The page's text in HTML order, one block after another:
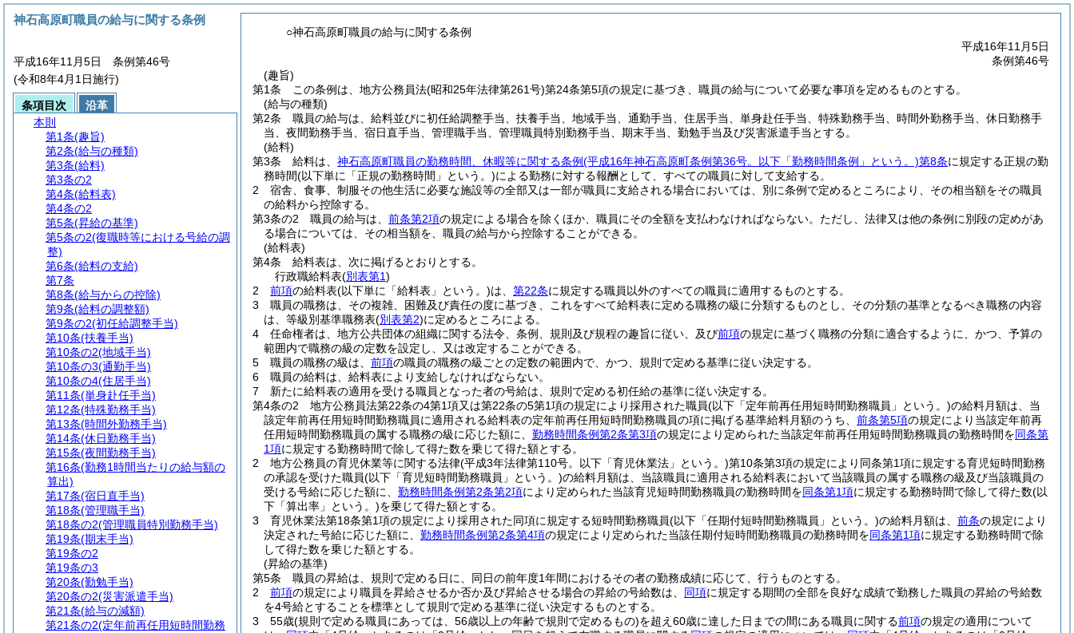
○神石高原町職員の給与に関する条例
平成16年11月5日
条例第46号
(趣旨)
第1条
この条例は、地方公務員法(昭和25年法律第261号)第24条第5項の規定に基づき、職員の給与について必要な事項を定めるものとする。
(給与の種類)
第2条
職員の給与は、給料並びに初任給調整手当、扶養手当、地域手当、通勤手当、住居手当、単身赴任手当、特殊勤務手当、時間外勤務手当、休日勤務手
当、夜間勤務手当、宿日直手当、管理職手当、管理職員特別勤務手当、期末手当、勤勉手当及び災害派遣手当とする。
(給料)
第3条
給料は、 神石高原町職員の勤務時間、休暇等に関する条例(平成16年神石高原町条例第36号。以下「勤務時間条例」という。)第8条に規定する正規の勤
務時間(以下単に「正規の勤務時間」という。)による勤務に対する報酬として、すべての職員に対して支給する。
2
宿舎、食事、制服その他生活に必要な施設等の全部又は一部が職員に支給される場合においては、別に条例で定めるところにより、その相当額をその職員
の給料から控除する。
第3条の2
職員の給与は、 前条第2項の規定による場合を除くほか、職員にその全額を支払わなければならない。 ただし、法律又は他の条例に別段の定めがあ
る場合については、その相当額を、職員の給与から控除することができる。
(給料表)
第4条
給料表は、次に掲げるとおりとする。
行政職給料表(別表第1)
2
前項の給料表(以下単に「給料表」という。)は、 第22条に規定する職員以外のすべての職員に適用するものとする。
3
職員の職務は、その複雑、困難及び責任の度に基づき、これをすべて給料表に定める職務の級に分類するものとし、その分類の基準となるべき職務の内容
は、等級別基準職務表(別表第2)に定めるところによる。
4
任命権者は、地方公共団体の組織に関する法令、条例、規則及び規程の趣旨に従い、及び前項の規定に基づく職務の分類に適合するように、かつ、予算の
範囲内で職務の級の定数を設定し、又は改定することができる。
5
職員の職務の級は、 前項の職員の職務の級ごとの定数の範囲内で、かつ、規則で定める基準に従い決定する。
6
職員の給料は、給料表により支給しなければならない。
7
新たに給料表の適用を受ける職員となった者の号給は、規則で定める初任給の基準に従い決定する。
第4条の2
地方公務員法第22条の4第1項又は第22条の5第1項の規定により採用された職員(以下「定年前再任用短時間勤務職員」という。)の給料月額は、当
該定年前再任用短時間勤務職員に適用される給料表の定年前再任用短時間勤務職員の項に掲げる基準給料月額のうち、 前条第5項の規定により当該定年前再
任用短時間勤務職員の属する職務の級に応じた額に、 勤務時間条例第2条第3項の規定により定められた当該定年前再任用短時間勤務職員の勤務時間を同条第
1項に規定する勤務時間で除して得た数を乗じて得た額とする。
2
地方公務員の育児休業等に関する法律(平成3年法律第110号。以下「育児休業法」という。)第10条第3項の規定により同条第1項に規定する育児短時間勤務
の承認を受けた職員(以下「育児短時間勤務職員」という。)の給料月額は、当該職員に適用される給料表において当該職員の属する職務の級及び当該職員の
受ける号給に応じた額に、 勤務時間条例第2条第2項により定められた当該育児短時間勤務職員の勤務時間を同条第1項に規定する勤務時間で除して得た数(以
下「算出率」という。)を乗じて得た額とする。
3
育児休業法第18条第1項の規定により採用された同項に規定する短時間勤務職員(以下「任期付短時間勤務職員」という。)の給料月額は、 前条の規定により
決定された号給に応じた額に、 勤務時間条例第2条第4項の規定により定められた当該任期付短時間勤務職員の勤務時間を同条第1項に規定する勤務時間で除
して得た数を乗じた額とする。
(昇給の基準)
第5条
職員の昇給は、規則で定める日に、同日の前年度1年間におけるその者の勤務成績に応じて、行うものとする。
2
前項の規定により職員を昇給させるか否か及び昇給させる場合の昇給の号給数は、 同項に規定する期間の全部を良好な成績で勤務した職員の昇給の号給数
を4号給とすることを標準として規則で定める基準に従い決定するものとする。
3
55歳(規則で定める職員にあっては、56歳以上の年齢で規則で定めるもの)を超え60歳に達した日までの間にある職員に関する前項の規定の適用について
神石高原町職員の給与に関する条例
平成16年11月5日 条例第46号
(令和8年4月1日施行)
条項目次
沿革
本則
第1条(趣旨)
第2条(給与の種類)
第3条(給料)
第3条の2
第4条(給料表)
第4条の2
第5条(昇給の基準)
第5条の2(復職時等における号給の調
整)
第6条(給料の支給)
第7条
第8条(給与からの控除)
第9条(給料の調整額)
第9条の2(初任給調整手当)
第10条(扶養手当)
第10条の2(地域手当)
第10条の3(通勤手当)
第10条の4(住居手当)
第11条(単身赴任手当)
第12条(特殊勤務手当)
第13条(時間外勤務手当)
第14条(休日勤務手当)
第15条(夜間勤務手当)
第16条(勤務1時間当たりの給与額の
算出)
第17条(宿日直手当)
第18条(管理職手当)
第18条の2(管理職員特別勤務手当)
第19条(期末手当)
第19条の2
第19条の3
第20条(勤勉手当)
第20条の2(災害派遣手当)
第21条(給与の減額)
第21条の2(定年前再任用短時間勤務